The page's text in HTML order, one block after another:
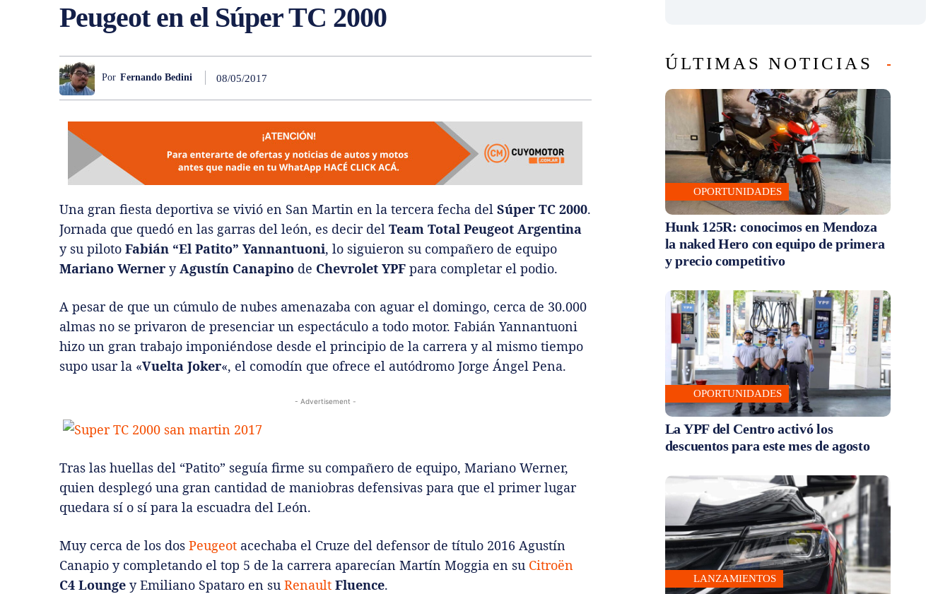
Peugeot en el Súper TC 2000
Por Fernando Bedini 08/05/2017
Una gran fiesta deportiva se vivió en San Martin en la tercera fecha del Súper TC 2000.
Jornada que quedó en las garras del león, es decir del Team Total Peugeot Argentina
y su piloto Fabián “El Patito” Yannantuoni, lo siguieron su compañero de equipo
Mariano Werner yAgustín Canapino de Chevrolet YPF para completar el podio.
A pesar de que un cúmulo de nubes amenazaba con aguar el domingo, cerca de 30.000
almas no se privaron de presenciar un espectáculo a todo motor. Fabián Yannantuoni
hizo un gran trabajo imponiéndose desde el principio de la carrera y al mismo tiempo
supo usar la «Vuelta Joker«, el comodín que ofrece el autódromo Jorge Ángel Pena.
- Advertisement -
Tras las huellas del “Patito” seguía firme su compañero de equipo, Mariano Werner,
quien desplegó una gran cantidad de maniobras defensivas para que el primer lugar
quedara sí o sí para la escuadra del León.
Muy cerca de los dos Peugeot acechaba el Cruze del defensor de título 2016 Agustín
Canapio y completando el top 5 de la carrera aparecían Martín Moggia en su Citroën
C4 Lounge y Emiliano Spataro en su Renault Fluence.
ÚLTIMAS NOTICIAS
OPORTUNIDADES
Hunk 125R: conocimos en Mendoza
la naked Hero con equipo de primera
y precio competitivo
OPORTUNIDADES
La YPF del Centro activó los
descuentos para este mes de agosto
LANZAMIENTOS